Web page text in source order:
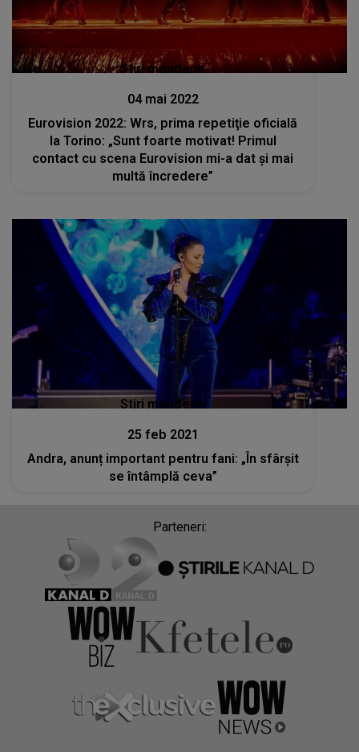
Stiri mondene
04 mai 2022
Eurovision 2022: Wrs, prima repetiţie oficială
la Torino: „Sunt foarte motivat! Primul
contact cu scena Eurovision mi-a dat și mai
multă încredere”
Stiri mondene
25 feb 2021
Andra, anunț important pentru fani: „În sfârșit
se întâmplă ceva”
Parteneri: